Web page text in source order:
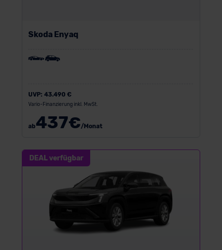
Skoda Enyaq
UVP: 43.490 €
Vario-Finanzierung inkl. MwSt.
ab437€/Monat
DEAL verfügbar